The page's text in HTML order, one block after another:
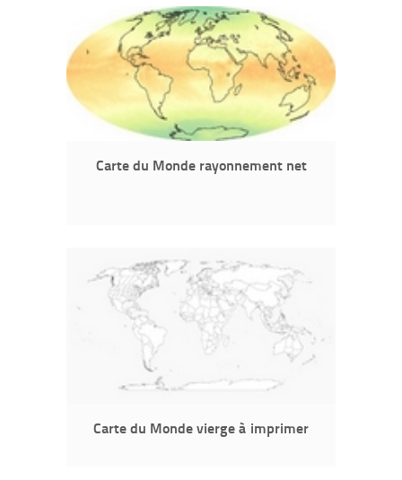
Carte du Monde rayonnement net
Carte du Monde vierge à imprimer